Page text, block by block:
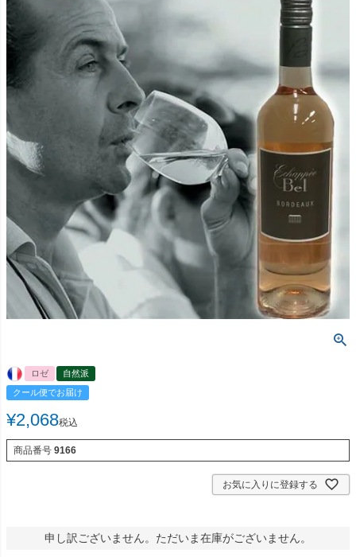
ロゼ
自然派
クール便でお届け
¥2,068税込
商品番号 9166
お気に入りに登録する
申し訳ございません。ただいま在庫がございません。